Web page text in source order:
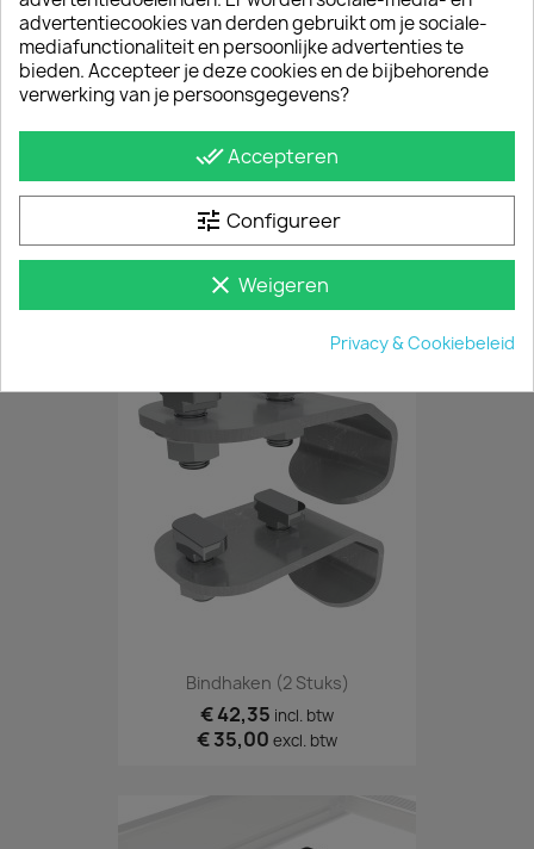
Alu Allesdragers Citroën Jumpy 2016+
€ 187,55
€ 155,00excl. btw
Bindhaken (2 Stuks)
€ 42,35 incl. btw
€ 35,00 excl. btw
advertentiecookies van derden gebruikt om je sociale-
mediafunctionaliteit en persoonlijke advertenties te
bieden. Accepteer je deze cookies en de bijbehorende
verwerking van je persoonsgegevens?
done_allAccepteren
tune Configureer
clear Weigeren
Privacy & Cookiebeleid